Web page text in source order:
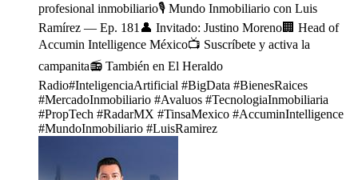
profesional inmobiliario🎙️ Mundo Inmobiliario con Luis
Ramírez — Ep. 181👤 Invitado: Justino Moreno🏢 Head of
Accumin Intelligence México📺 Suscríbete y activa la
campanita📻 También en El Heraldo
Radio#InteligenciaArtificial #BigData #BienesRaices
#MercadoInmobiliario #Avaluos #TecnologiaInmobiliaria
#PropTech #RadarMX #TinsaMexico #AccuminIntelligence
#MundoInmobiliario #LuisRamirez